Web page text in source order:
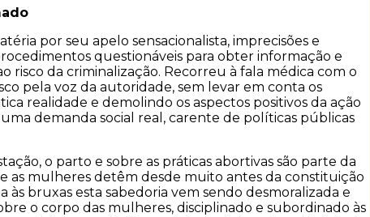
por seu apelo sensacionalista, imprecisões e
questionáveis para obter informação e
risco da criminalização. Recorreu à fala médica com o
pela voz da autoridade, sem levar em conta os
realidade e demolindo os aspectos positivos da ação
demanda social real, carente de políticas públicas
o parto e sobre as práticas abortivas são parte da
as mulheres detêm desde muito antes da constituição
às bruxas esta sabedoria vem sendo desmoralizada e
o corpo das mulheres, disciplinado e subordinado às